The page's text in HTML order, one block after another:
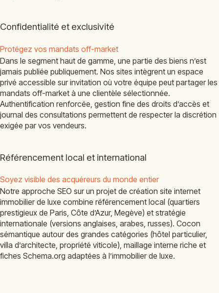
Confidentialité et exclusivité
Protégez vos mandats off-market
Dans le segment haut de gamme, une partie des biens n’est
jamais publiée publiquement. Nos sites intègrent un espace
privé accessible sur invitation où votre équipe peut partager les
mandats off-market à une clientèle sélectionnée.
Authentification renforcée, gestion fine des droits d’accès et
journal des consultations permettent de respecter la discrétion
exigée par vos vendeurs.
Référencement local et international
Soyez visible des acquéreurs du monde entier
Notre approche SEO sur un projet de création site internet
immobilier de luxe combine référencement local (quartiers
prestigieux de Paris, Côte d’Azur, Megève) et stratégie
internationale (versions anglaises, arabes, russes). Cocon
sémantique autour des grandes catégories (hôtel particulier,
villa d’architecte, propriété viticole), maillage interne riche et
fiches Schema.org adaptées à l’immobilier de luxe.